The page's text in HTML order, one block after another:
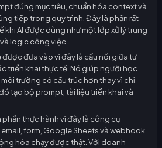
đúng mục tiêu, chuẩn hóa context và
tiếp trong quy trình. Đây là phần rất
khi AI được dùng như một lớp xử lý trung
logic công việc.
đưa vào vì đây là cầu nối giữa tư
triển khai thực tế. Nó giúp người học
trường có cấu trúc hơn thay vì chỉ
tạo bộ prompt, tài liệu triển khai và
phần thực hành vì đây là công cụ
form, Google Sheets và webhook
hóa chạy được thật. Với doanh